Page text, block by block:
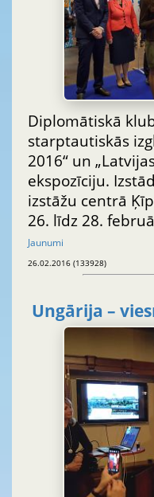
Diplomātiskā
starptautiskās
2016“ un
ekspozīciju.
izstāžu centrā
26. līdz 28.
Jaunumi
26.02.2016 (133928)
Ungārija –